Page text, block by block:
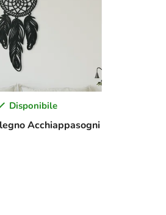
Acchiappasogni
Disponibile